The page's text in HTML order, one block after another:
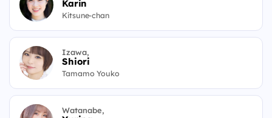
Karin
Kitsune-chan
Izawa,
Shiori
Tamamo Youko
Watanabe,